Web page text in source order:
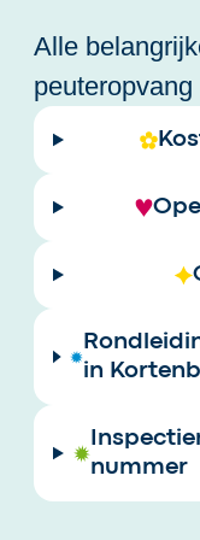
Alle
in
nummer